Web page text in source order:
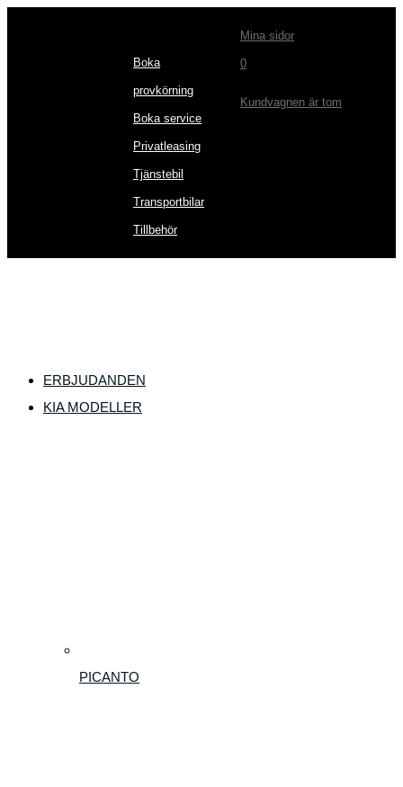
Boka
provkörning
Boka service
Privatleasing
Tjänstebil
Transportbilar
Tillbehör
Mina sidor
0
Kundvagnen är tom
ERBJUDANDEN
KIA MODELLER
PICANTO